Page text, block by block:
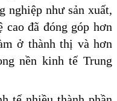
nghiệp như sản xuất,
cao đã đóng góp hơn
ở thành thị và hơn
nền kinh tế Trung